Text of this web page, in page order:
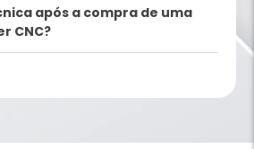
após a compra de uma
CNC?